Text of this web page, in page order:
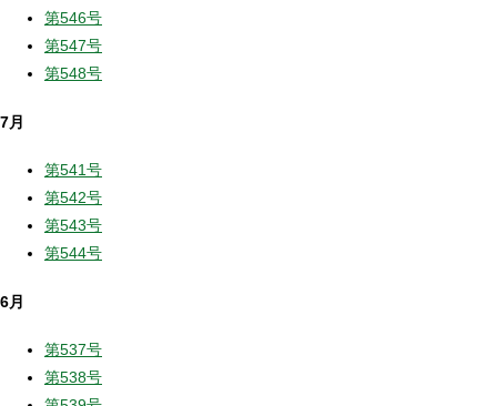
第546号
第547号
第548号
7月
第541号
第542号
第543号
第544号
6月
第537号
第538号